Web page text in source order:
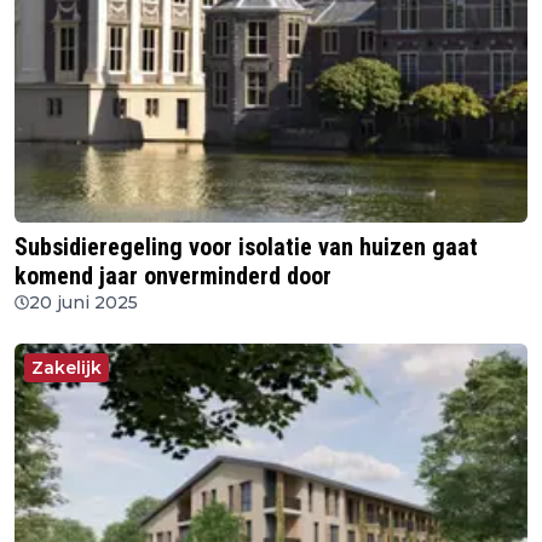
Subsidieregeling voor isolatie van huizen gaat
komend jaar onverminderd door
20 juni 2025
Zakelijk